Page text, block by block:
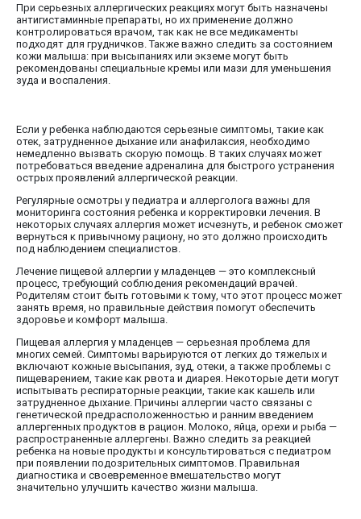
При серьезных аллергических реакциях могут быть назначены
антигистаминные препараты, но их применение должно
контролироваться врачом, так как не все медикаменты
подходят для грудничков. Также важно следить за состоянием
кожи малыша: при высыпаниях или экземе могут быть
рекомендованы специальные кремы или мази для уменьшения
зуда и воспаления.
Если у ребенка наблюдаются серьезные симптомы, такие как
отек, затрудненное дыхание или анафилаксия, необходимо
немедленно вызвать скорую помощь. В таких случаях может
потребоваться введение адреналина для быстрого устранения
острых проявлений аллергической реакции.
Регулярные осмотры у педиатра и аллерголога важны для
мониторинга состояния ребенка и корректировки лечения. В
некоторых случаях аллергия может исчезнуть, и ребенок сможет
вернуться к привычному рациону, но это должно происходить
под наблюдением специалистов.
Лечение пищевой аллергии у младенцев — это комплексный
процесс, требующий соблюдения рекомендаций врачей.
Родителям стоит быть готовыми к тому, что этот процесс может
занять время, но правильные действия помогут обеспечить
здоровье и комфорт малыша.
Пищевая аллергия у младенцев — серьезная проблема для
многих семей. Симптомы варьируются от легких до тяжелых и
включают кожные высыпания, зуд, отеки, а также проблемы с
пищеварением, такие как рвота и диарея. Некоторые дети могут
испытывать респираторные реакции, такие как кашель или
затрудненное дыхание. Причины аллергии часто связаны с
генетической предрасположенностью и ранним введением
аллергенных продуктов в рацион. Молоко, яйца, орехи и рыба —
распространенные аллергены. Важно следить за реакцией
ребенка на новые продукты и консультироваться с педиатром
при появлении подозрительных симптомов. Правильная
диагностика и своевременное вмешательство могут
значительно улучшить качество жизни малыша.